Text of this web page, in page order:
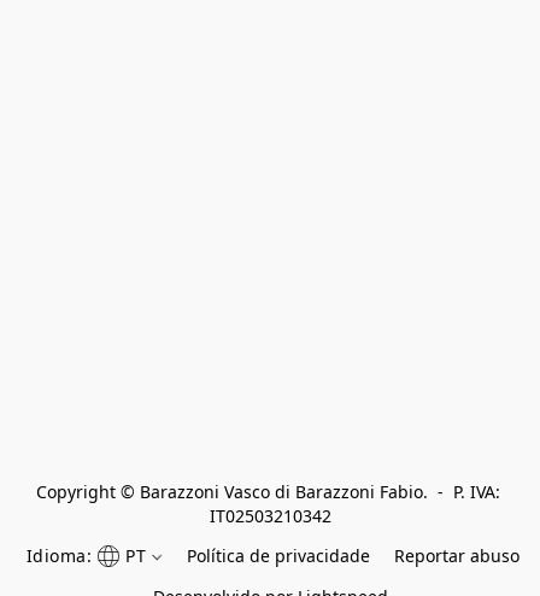
Copyright © Barazzoni Vasco di Barazzoni Fabio.  -  P. IVA:
IT02503210342
Idioma:
PT Política de privacidade
Reportar abuso